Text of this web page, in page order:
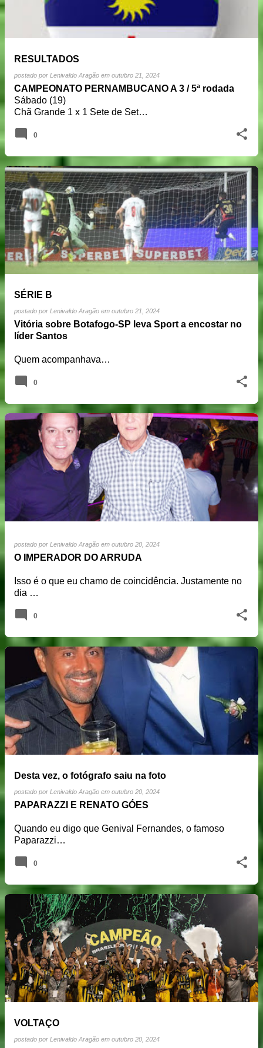
RESULTADOS
postado por Lenivaldo Aragão em outubro 21, 2024
CAMPEONATO PERNAMBUCANO A 3 / 5ª rodada
Sábado (19)
Chã Grande 1 x 1 Sete de Set…
0
SÉRIE B
postado por Lenivaldo Aragão em outubro 21, 2024
Vitória sobre Botafogo-SP leva Sport a encostar no
líder Santos
Quem acompanhava…
0
postado por Lenivaldo Aragão em outubro 20, 2024
O IMPERADOR DO ARRUDA
Isso é o que eu chamo de coincidência. Justamente no
dia …
0
Desta vez, o fotógrafo saiu na foto
postado por Lenivaldo Aragão em outubro 20, 2024
PAPARAZZI E RENATO GÓES
Quando eu digo que Genival Fernandes, o famoso
Paparazzi…
0
VOLTAÇO
postado por Lenivaldo Aragão em outubro 20, 2024